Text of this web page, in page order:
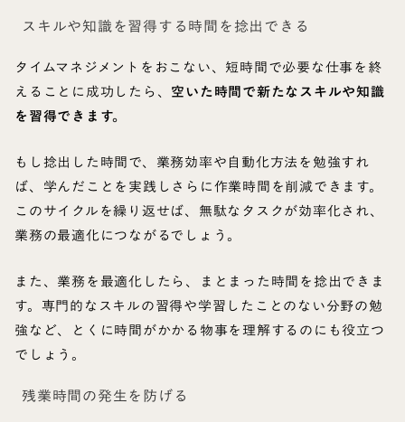
スキルや知識を習得する時間を捻出できる
タイムマネジメントをおこない、短時間で必要な仕事を終
えることに成功したら、 空いた時間で新たなスキルや知識
を習得できます。
もし捻出した時間で、業務効率や自動化方法を勉強すれ
ば、学んだことを実践しさらに作業時間を削減できます。
このサイクルを繰り返せば、無駄なタスクが効率化され、
業務の最適化につながるでしょう。
また、業務を最適化したら、まとまった時間を捻出できま
す。専門的なスキルの習得や学習したことのない分野の勉
強など、とくに時間がかかる物事を理解するのにも役立つ
でしょう。
残業時間の発生を防げる